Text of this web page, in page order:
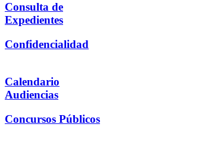
Consulta de
Expedientes
Confidencialidad
Calendario
Audiencias
Concursos Públicos